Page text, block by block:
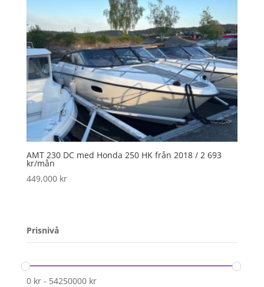
AMT 230 DC med Honda 250 HK från 2018 / 2 693
kr/mån
449,000 kr
Prisnivå
0 kr- 54250000 kr